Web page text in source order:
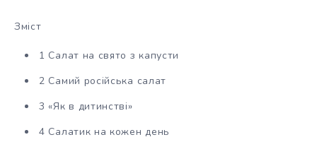
Зміст
1 Салат на свято з капусти
2 Самий російська салат
3 «Як в дитинстві»
4 Салатик на кожен день